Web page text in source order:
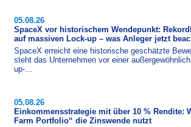
05.08.26
SpaceX vor historischem Wendepunkt:
auf massiven Lock-up – was Anleger jetzt
SpaceX erreicht eine historische geschätzte
steht das Unternehmen vor einer
up-...
05.08.26
Einkommensstrategie mit über 10 % Rendite:
Farm Portfolio“ die Zinswende nutzt